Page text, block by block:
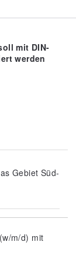
mit DIN-
werden
Gebiet Süd-
m/d) mit